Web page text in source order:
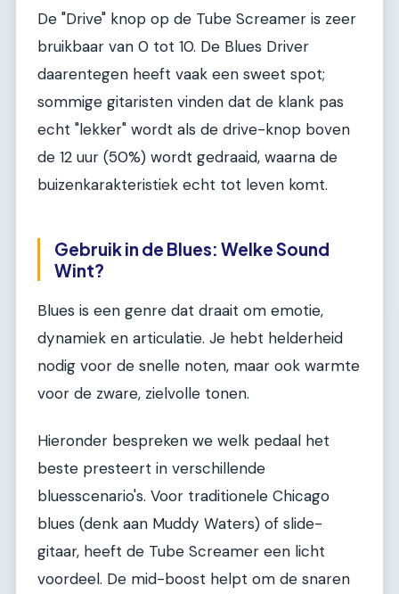
De "Drive" knop op de Tube Screamer is zeer
bruikbaar van 0 tot 10. De Blues Driver
daarentegen heeft vaak een sweet spot;
sommige gitaristen vinden dat de klank pas
echt "lekker" wordt als de drive-knop boven
de 12 uur (50%) wordt gedraaid, waarna de
buizenkarakteristiek echt tot leven komt.
Gebruik in de Blues: Welke Sound
Wint?
Blues is een genre dat draait om emotie,
dynamiek en articulatie. Je hebt helderheid
nodig voor de snelle noten, maar ook warmte
voor de zware, zielvolle tonen.
Hieronder bespreken we welk pedaal het
beste presteert in verschillende
bluesscenario's. Voor traditionele Chicago
blues (denk aan Muddy Waters) of slide-
gitaar, heeft de Tube Screamer een licht
voordeel. De mid-boost helpt om de snaren